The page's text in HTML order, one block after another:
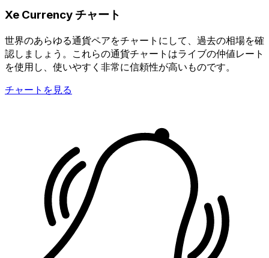
Xe Currency チャート
世界のあらゆる通貨ペアをチャートにして、過去の相場を確
認しましょう。これらの通貨チャートはライブの仲値レート
を使用し、使いやすく非常に信頼性が高いものです。
チャートを見る